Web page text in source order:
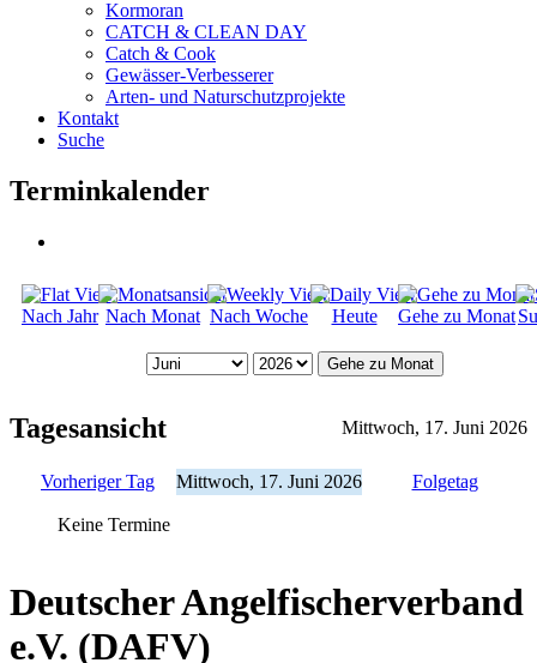
Kormoran
CATCH & CLEAN DAY
Catch & Cook
Gewässer-Verbesserer
Arten- und Naturschutzprojekte
Kontakt
Suche
Terminkalender
Nach Jahr Nach Monat Nach Woche Heute Gehe zu Monat
Gehe zu Monat
Tagesansicht Mittwoch, 17. Juni 2026
Vorheriger Tag Mittwoch, 17. Juni 2026 Folgetag
Keine Termine
Deutscher Angelfischerverband
e.V. (DAFV)